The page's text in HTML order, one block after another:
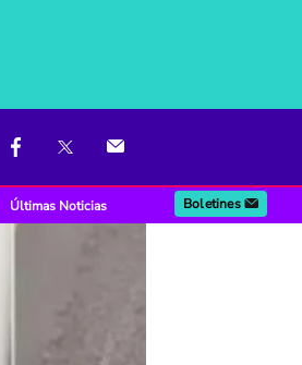
Últimas Noticias Boletines